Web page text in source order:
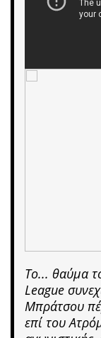
Το... θαύμα
League
Μπράτσου
επί του